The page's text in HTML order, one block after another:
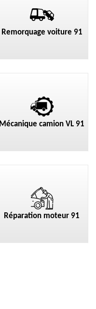
Remorquage voiture 91
Mécanique camion VL 91
Réparation moteur 91